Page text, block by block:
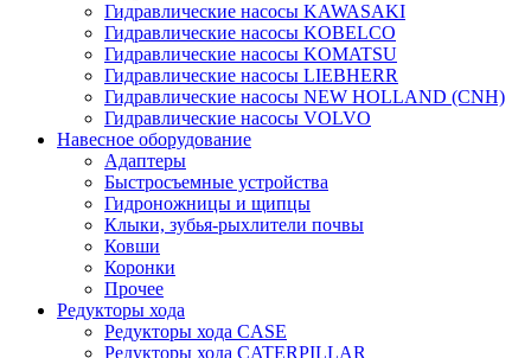
Гидравлические насосы KAWASAKI
Гидравлические насосы KOBELCO
Гидравлические насосы KOMATSU
Гидравлические насосы LIEBHERR
Гидравлические насосы NEW HOLLAND (CNH)
Гидравлические насосы VOLVO
Навесное оборудование
Адаптеры
Быстросъемные устройства
Гидроножницы и щипцы
Клыки, зубья-рыхлители почвы
Ковши
Коронки
Прочее
Редукторы хода
Редукторы хода CASE
Редукторы хода CATERPILLAR